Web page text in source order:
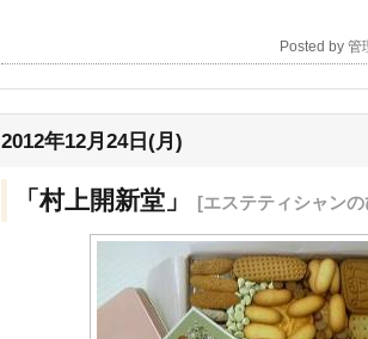
Posted by
2012年12月24日(月)
「村上開新堂」 [エステティシャン